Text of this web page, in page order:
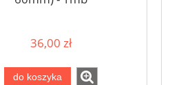
36,00 zł
do koszyka